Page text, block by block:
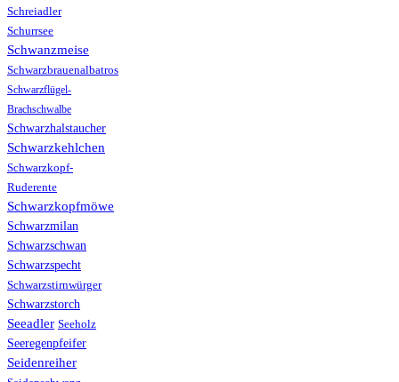
Schreiadler
Schurrsee
Schwanzmeise
Schwarzbrauenalbatros
Schwarzflügel-
Brachschwalbe
Schwarzhalstaucher
Schwarzkehlchen
Schwarzkopf-
Ruderente
Schwarzkopfmöwe
Schwarzmilan
Schwarzschwan
Schwarzspecht
Schwarzstirnwürger
Schwarzstorch
Seeadler Seeholz
Seeregenpfeifer
Seidenreiher